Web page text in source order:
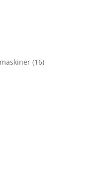
(16)